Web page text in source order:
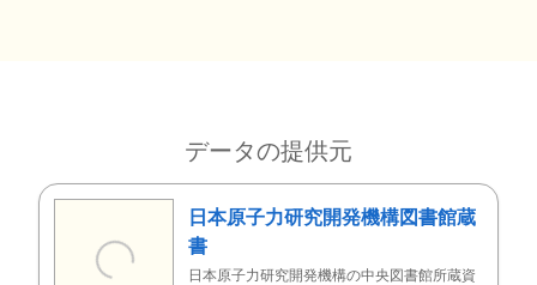
データの提供元
日本原子力研究開発機構図書館蔵
書
日本原子力研究開発機構の中央図書館所蔵資